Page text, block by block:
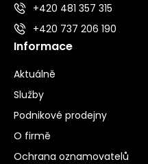
+420 481 357 315
+420 737 206 190
Informace
Aktuálně
Služby
Podnikové prodejny
O firmě
Ochrana oznamovatelů